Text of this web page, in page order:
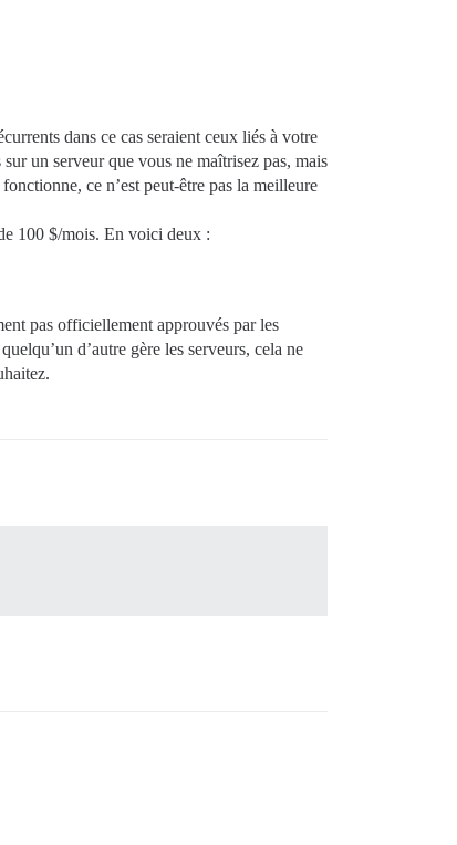
dans ce cas seraient ceux liés à votre
un serveur que vous ne maîtrisez pas, mais
ce n’est peut-être pas la meilleure
100 $/mois. En voici deux :
pas officiellement approuvés par les
d’autre gère les serveurs, cela ne